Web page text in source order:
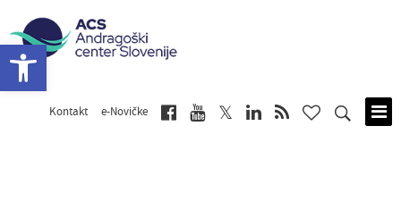
Kontakt e-Novičke
Open toolbar